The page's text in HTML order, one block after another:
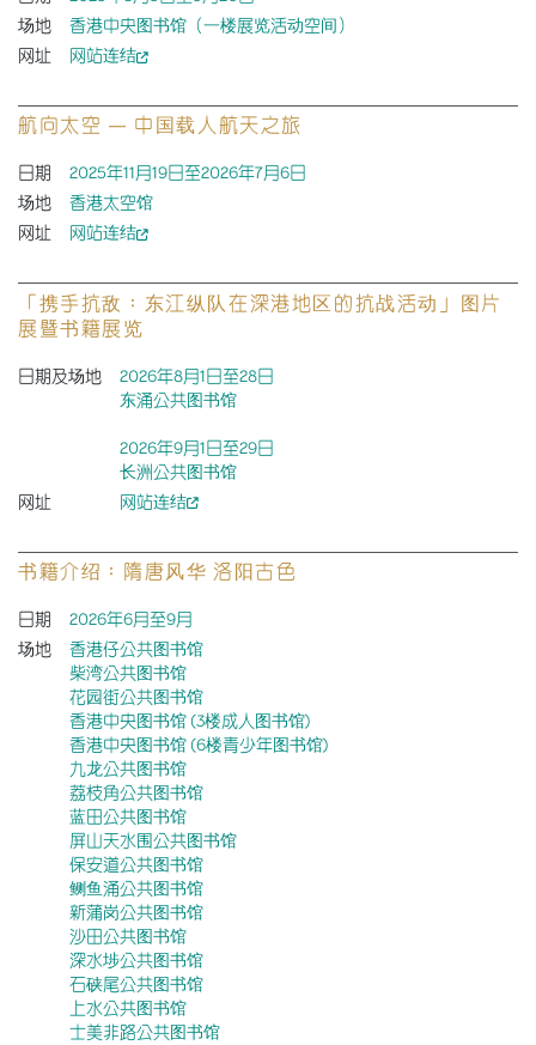
场地
香港中央图书馆（一楼展览活动空间）
网址
网站连结
书籍介绍：隋唐风华 洛阳古色
日期
2026年6月至9月
场地
香港仔公共图书馆
柴湾公共图书馆
花园街公共图书馆
香港中央图书馆 (3楼成人图书馆)
香港中央图书馆 (6楼青少年图书馆)
九龙公共图书馆
荔枝角公共图书馆
蓝田公共图书馆
屏山天水围公共图书馆
保安道公共图书馆
鲗鱼涌公共图书馆
新蒲岗公共图书馆
沙田公共图书馆
深水埗公共图书馆
石硖尾公共图书馆
上水公共图书馆
士美非路公共图书馆
航向太空 — 中国载人航天之旅
日期
2025年11月19日至2026年7月6日
场地
香港太空馆
网址
网站连结
「携手抗敌：东江纵队在深港地区的抗战活动」图片
展暨书籍展览
日期及场地
2026年8月1日至28日
东涌公共图书馆
2026年9月1日至29日
长洲公共图书馆
网址
网站连结